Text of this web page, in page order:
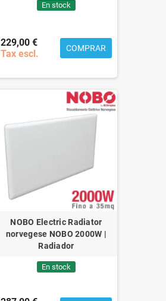
En stock
229,00 €
Tax escl.
COMPRAR
NOBO Electric Radiator
norvegese NOBO 2000W |
Radiador
En stock